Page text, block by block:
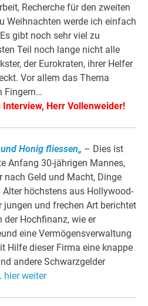
Recherche für den zweiten
Weihnachten werde ich einfach
gibt noch sehr viel zu
Teil noch lange nicht alle
der Eurokraten, ihrer Helfer
Vor allem das Thema
Fingern…
Interview, Herr Vollenweider!
Honig fliessen„ – Dies ist
Anfang 30-jährigen Mannes,
nach Geld und Macht, Dinge
höchstens aus Hollywood-
jungen und frechen Art berichtet
der Hochfinanz, wie er
eine Vermögensverwaltung
Hilfe dieser Firma eine knappe
andere Schwarzgelder
hier weiter